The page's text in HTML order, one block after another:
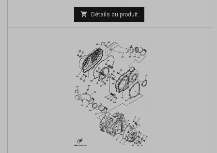
Prix
de
 Détails du produit